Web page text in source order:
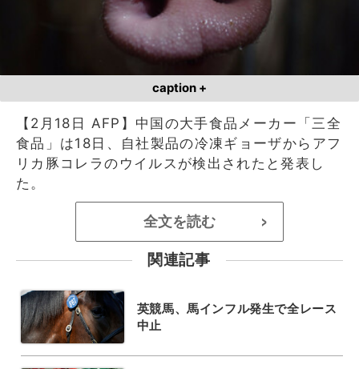
caption +
【2月18日 AFP】中国の大手食品メーカー「三全
食品」は18日、自社製品の冷凍ギョーザからアフ
リカ豚コレラのウイルスが検出されたと発表し
た。
全文を読む >
関連記事
英競馬、馬インフル発生で全レース
中止